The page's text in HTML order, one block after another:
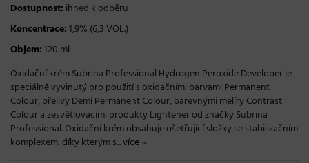
Dostupnost: ihned k odběru
Koncentrace:1,9% (6,3 VOL.)
Objem:120 ml
Oxidační krém Subrina Professional Hydrogen Peroxide Developer je
speciálně vyvinutý pro použití s oxidačními barvami Permanent
Colour, přelivy Demi Permanent Colour, barevnými melíry Contrast
Colour a zesvětlovacími produkty Lightener od značky Subrina
Professional. Oxidační krém obsahuje ošetřující složky se stabilizačním
komplexem, díky kterým s...více »